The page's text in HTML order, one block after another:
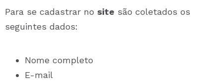
Para se cadastrar no site são coletados os
seguintes dados:
Nome completo
E-mail